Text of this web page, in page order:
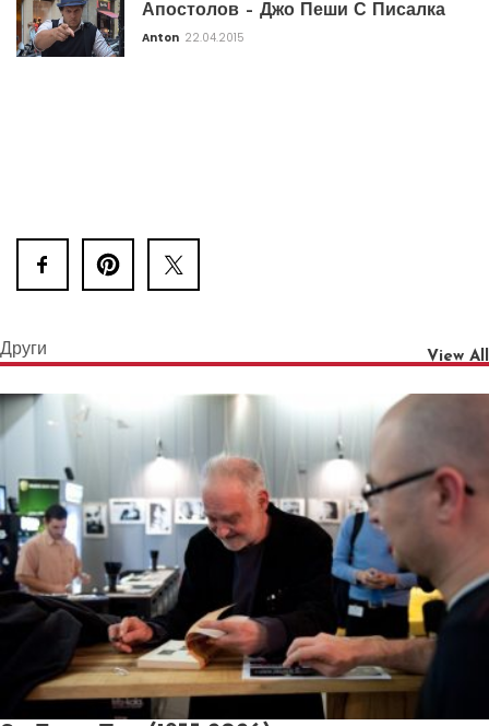
Апостолов – Джо Пеши С Писалка
Anton 22.04.2015
Други View All